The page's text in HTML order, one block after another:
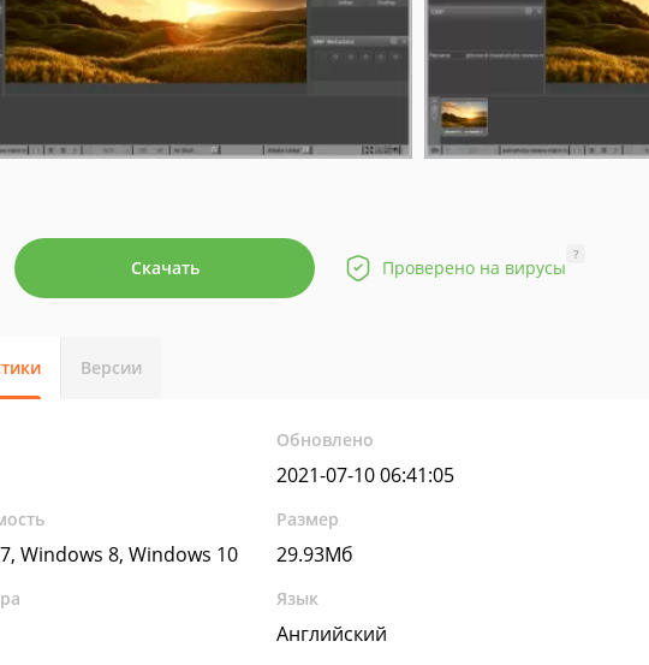
Скачать Проверено на вирусы
?
Версии
Обновлено
2021-07-10 06:41:05
Windows 8, Windows 10
Размер
29.93Мб
Язык
Английский